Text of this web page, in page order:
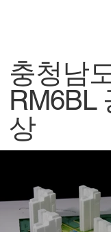
충청남
RM6BL
상